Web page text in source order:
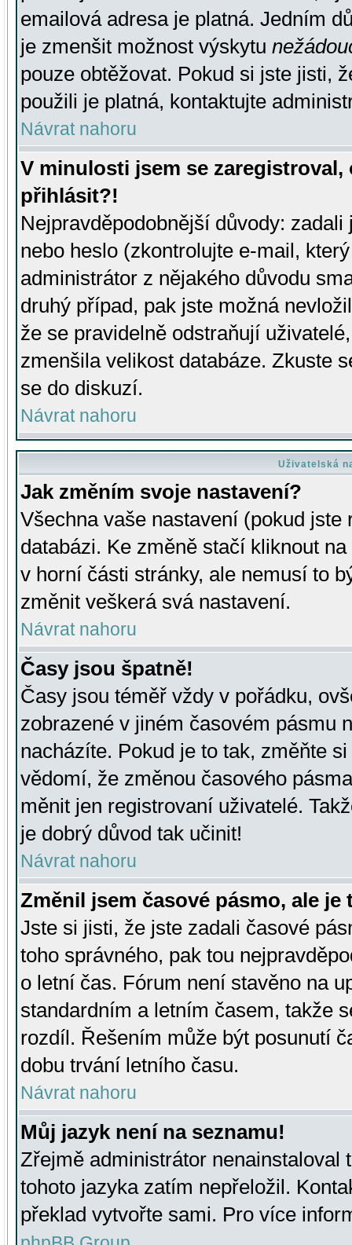
emailová adresa je platná. Jedním
je zmenšit možnost výskytu
pouze obtěžovat. Pokud si jste jisti,
použili je platná, kontaktujte
Návrat nahoru
V minulosti jsem se
přihlásit?!
Nejpravděpodobnější důvody:
nebo heslo (zkontrolujte e-mail,
administrátor z nějakého důvodu
druhý případ, pak jste možná
že se pravidelně odstraňují
zmenšila velikost databáze. Zkuste
se do diskuzí.
Návrat nahoru
Uživatelská
Jak změním svoje nastavení?
Všechna vaše nastavení (pokud
databázi. Ke změně stačí kliknout
v horní části stránky, ale nemusí to
změnit veškerá svá nastavení.
Návrat nahoru
Časy jsou špatně!
Časy jsou téměř vždy v pořádku,
zobrazené v jiném časovém pásmu
nacházíte. Pokud je to tak, změňte
vědomí, že změnou časového
měnit jen registrovaní uživatelé.
je dobrý důvod tak učinit!
Návrat nahoru
Změnil jsem časové pásmo, ale je
Jste si jisti, že jste zadali časové
toho správného, pak tou
o letní čas. Fórum není stavěno na
standardním a letním časem, takže
rozdíl. Řešením může být posunutí
dobu trvání letního času.
Návrat nahoru
Můj jazyk není na seznamu!
Zřejmě administrátor nenainstaloval
tohoto jazyka zatím nepřeložil.
překlad vytvořte sami. Pro více